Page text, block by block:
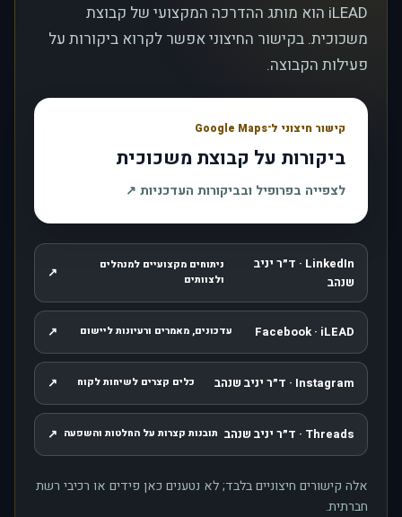
iLEAD הוא מותג ההדרכה המקצועי של קבוצת
משכוכית. בקישור החיצוני אפשר לקרוא ביקורות על
פעילות הקבוצה.
קישור חיצוני ל־Google Maps
ביקורות על קבוצת משכוכית
לצפייה בפרופיל ובביקורות העדכניות ↗
LinkedIn · ד״ר יניב
שנהב
ניתוחים מקצועיים למנהלים
ולצוותים
↗ , נפתח בחלון חדש
Facebook · iLEAD עדכונים, מאמרים ורעיונות ליישום ↗ , נפתח בחלון חדש
Instagram · ד״ר יניב שנהב כלים קצרים לשיחות לקוח ↗ , נפתח בחלון חדש
Threads · ד״ר יניב שנהב תובנות קצרות על החלטות והשפעה ↗ , נפתח בחלון חדש
אלה קישורים חיצוניים בלבד; לא נטענים כאן פידים או רכיבי רשת
חברתית.